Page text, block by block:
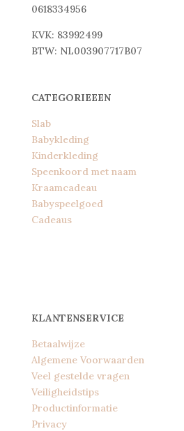
0618334956
KVK: 83992499
BTW: NL003907717B07
CATEGORIEEEN
Slab
Babykleding
Kinderkleding
Speenkoord met naam
Kraamcadeau
Babyspeelgoed
Cadeaus
KLANTENSERVICE
Betaalwijze
Algemene Voorwaarden
Veel gestelde vragen
Veiligheidstips
Productinformatie
Privacy